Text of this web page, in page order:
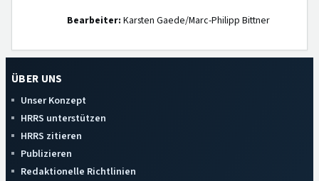
Bearbeiter: Karsten Gaede/Marc-Philipp Bittner
ÜBER UNS
Unser Konzept
HRRS unterstützen
HRRS zitieren
Publizieren
Redaktionelle Richtlinien